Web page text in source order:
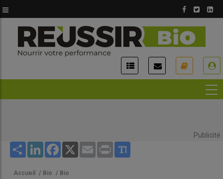
au
contenu
principal
Publicité
Share LinkedInFacebook
X Email Print
Accueil / Bio / Bio